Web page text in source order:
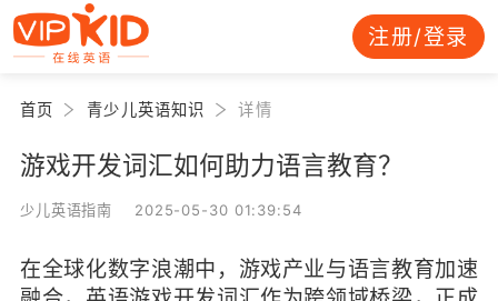
注册/登录
首页 青少儿英语知识 详情
游戏开发词汇如何助力语言教育？
少儿英语指南 2025-05-30 01:39:54
在全球化数字浪潮中，游戏产业与语言教育加速